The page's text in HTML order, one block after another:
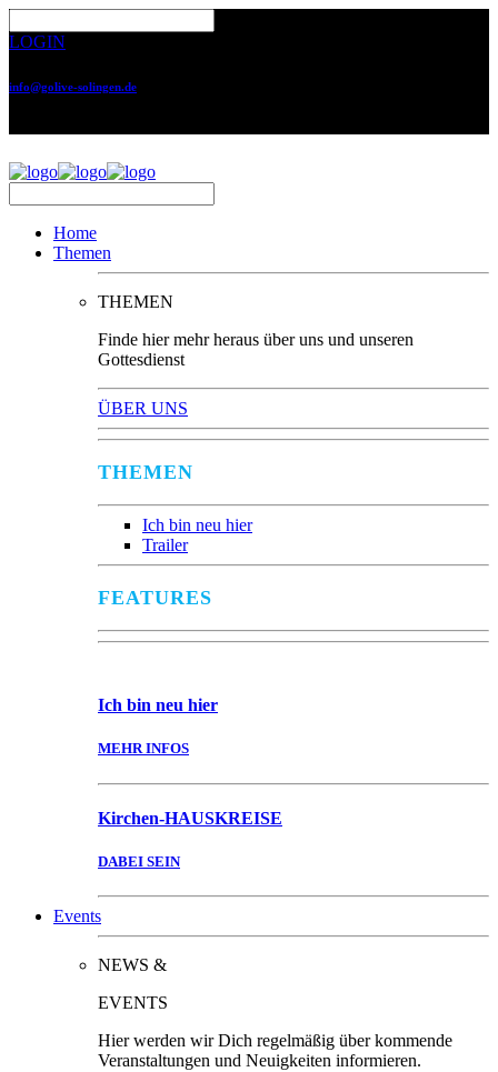
LOGIN
info@golive-solingen.de
Home
Themen
THEMEN
Finde hier mehr heraus über uns und unseren
Gottesdienst
ÜBER UNS
THEMEN
Ich bin neu hier
Trailer
FEATURES
Ich bin neu hier
MEHR INFOS
Kirchen-HAUSKREISE
DABEI SEIN
Events
NEWS &
EVENTS
Hier werden wir Dich regelmäßig über kommende
Veranstaltungen und Neuigkeiten informieren.